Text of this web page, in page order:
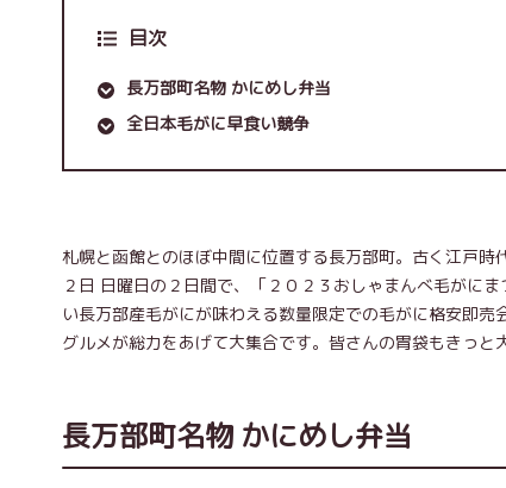
目次
長万部町名物 かにめし弁当
全日本毛がに早食い競争
札幌と函館とのほぼ中間に位置する長万部町。古く江戸
２日 日曜日の２日間で、「２０２３おしゃまんべ毛がに
い長万部産毛がにが味わえる数量限定での毛がに格安即
グルメが総力をあげて大集合です。皆さんの胃袋もきっ
長万部町名物 かにめし弁当